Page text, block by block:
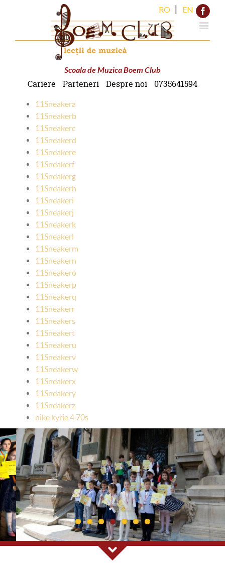
Scoala de Muzica Boem Club
RO EN
Cariere Parteneri Despre noi 0735641594
11Sneakera
11Sneakerb
11Sneakerc
11Sneakerd
11Sneakere
11Sneakerf
11Sneakerg
11Sneakerh
11Sneakeri
11Sneakerj
11Sneakerk
11Sneakerl
11Sneakerm
11Sneakern
11Sneakero
11Sneakerp
11Sneakerq
11Sneakerr
11Sneakers
11Sneakert
11Sneakeru
11Sneakerv
11Sneakerw
11Sneakerx
11Sneakery
11Sneakerz
nike kyrie 4 70s
Premianti Boem Club
In fiecare an, cursantii Boem Club castiga
numeroase premii la concursurile de
specialitate. In prima jumatate a anului
2016, aproximativ 75 de cursanti copii si
adolescenti au castigat 110 de premii la
23 de concursuri renumite de muzica
nationale de pian, chitara si canto.
Click pentru detalii